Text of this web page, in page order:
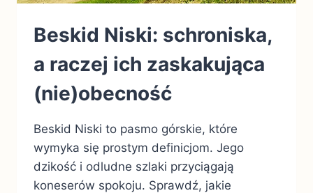
Beskid Niski: schroniska,
a raczej ich zaskakująca
(nie)obecność
Beskid Niski to pasmo górskie, które
wymyka się prostym definicjom. Jego
dzikość i odludne szlaki przyciągają
koneserów spokoju. Sprawdź, jakie